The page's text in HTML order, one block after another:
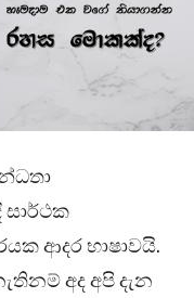
ආදර භාෂාවයි.
අද අපි දැන